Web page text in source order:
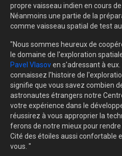
propre vaisseau indien en cours
Néanmoins une partie de la
comme vaisseau spatial de test au
"Nous sommes heureux de
le domaine de l'exploration
Pavel Vlasoven s'adressant à eux.
connaissez l'histoire de
signifie que vous savez combien
astronautes étrangers notre
votre expérience dans le
réussirez à vous approprier la
ferons de notre mieux pour rendre
Cité des étoiles aussi confortable
vous. "